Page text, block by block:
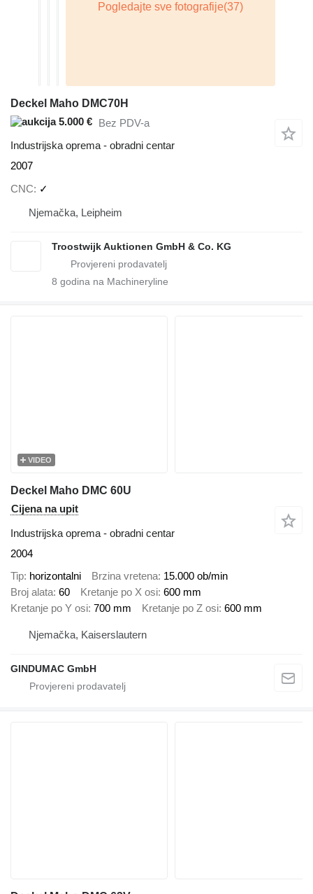
Deckel Maho DMC70H
5.000 € Bez PDV-a
Industrijska oprema - obradni centar
2007
CNC
✓
Njemačka, Leipheim
Troostwijk Auktionen GmbH & Co. KG
8 godina na Machineryline
VIDEO
Deckel Maho DMC 60U
Cijena na upit
Industrijska oprema - obradni centar
2004
Tip horizontalni Brzina vretena 15.000 ob/min
Broj alata 60 Kretanje po X osi 600 mm
Kretanje po Y osi 700 mm Kretanje po Z osi 600 mm
Njemačka, Kaiserslautern
GINDUMAC GmbH